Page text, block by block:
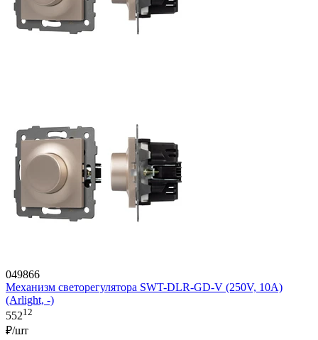
049866
Механизм светорегулятора SWT-DLR-GD-V (250V, 10A)
(Arlight, -)
55212
₽/шт